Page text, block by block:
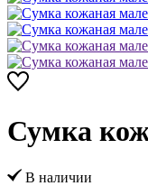
Сумка
В наличии